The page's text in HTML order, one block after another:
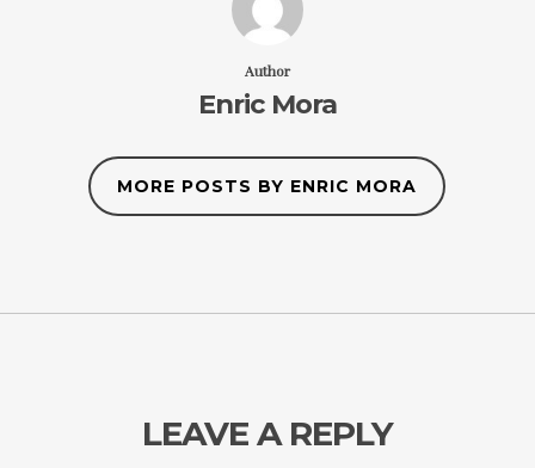
Author
Enric Mora
MORE POSTS BY ENRIC MORA
LEAVE A REPLY